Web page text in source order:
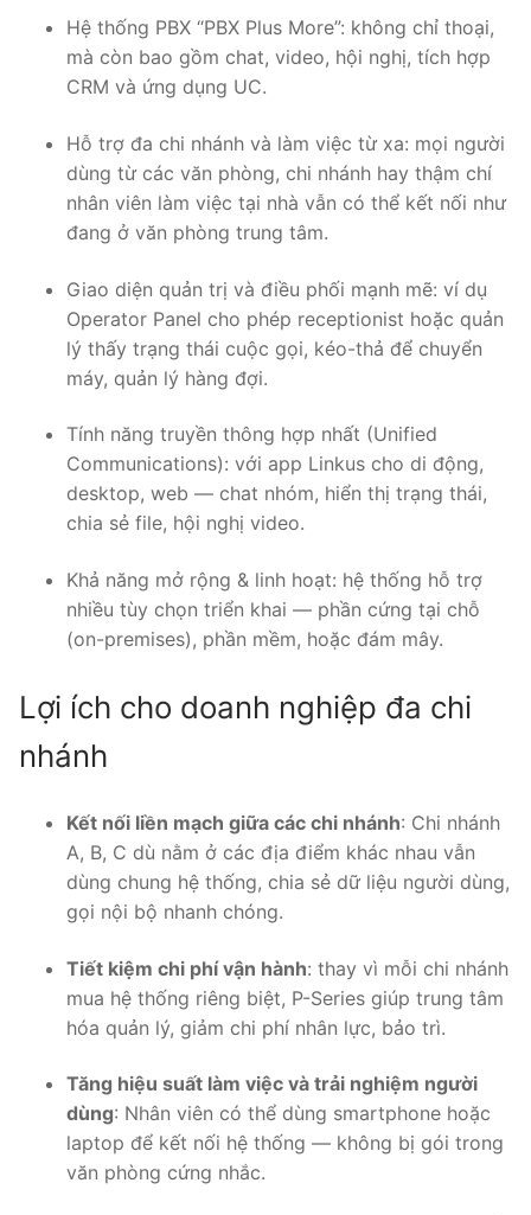
E1 / T1 / PRI VoIP Gateway
PRI VoIP Gateway TE100
PRI VoIP Gateway TE200
BRI VoIP Gateway
TIN TỨC
HƯỚNG DẪN
Hệ thống PBX “PBX Plus More”: không chỉ thoại,
mà còn bao gồm chat, video, hội nghị, tích hợp
CRM và ứng dụng UC.
Hỗ trợ đa chi nhánh và làm việc từ xa: mọi người
dùng từ các văn phòng, chi nhánh hay thậm chí
nhân viên làm việc tại nhà vẫn có thể kết nối như
đang ở văn phòng trung tâm.
Giao diện quản trị và điều phối mạnh mẽ: ví dụ
Operator Panel cho phép receptionist hoặc quản
lý thấy trạng thái cuộc gọi, kéo-thả để chuyển
máy, quản lý hàng đợi.
Tính năng truyền thông hợp nhất (Unified
Communications): với app Linkus cho di động,
desktop, web — chat nhóm, hiển thị trạng thái,
chia sẻ file, hội nghị video.
Khả năng mở rộng & linh hoạt: hệ thống hỗ trợ
nhiều tùy chọn triển khai — phần cứng tại chỗ
(on-premises), phần mềm, hoặc đám mây.
Lợi ích cho doanh nghiệp đa chi
nhánh
Kết nối liền mạch giữa các chi nhánh: Chi nhánh
A, B, C dù nằm ở các địa điểm khác nhau vẫn
dùng chung hệ thống, chia sẻ dữ liệu người dùng,
gọi nội bộ nhanh chóng.
Tiết kiệm chi phí vận hành: thay vì mỗi chi nhánh
mua hệ thống riêng biệt, P-Series giúp trung tâm
hóa quản lý, giảm chi phí nhân lực, bảo trì.
Tăng hiệu suất làm việc và trải nghiệm người
dùng: Nhân viên có thể dùng smartphone hoặc
laptop để kết nối hệ thống — không bị gói trong
văn phòng cứng nhắc.